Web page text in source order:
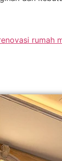
rumah